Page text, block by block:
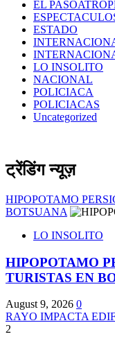
EL
ESTADO
LO INSOLITO
NACIONAL
POLICIACA
POLICIACAS
Uncategorized
ट्रेंडिंग न्यूज़
HIPOPOTAMO
BOTSUANA
LO INSOLITO
HIPOPOTAMO
TURISTAS EN
August 9, 2026 0
RAYO IMPACTA
2